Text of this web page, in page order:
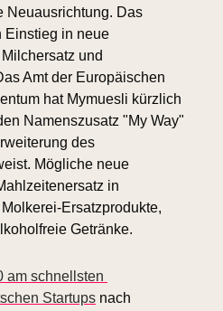
Neuausrichtung. Das
Einstieg in neue
und
Amt der Europäischen
hat Mymuesli kürzlich
Namenszusatz "My Way"
des
Mögliche neue
in
Ersatzprodukte,
Getränke.
am schnellsten
Startups nach